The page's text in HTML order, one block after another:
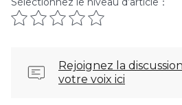
Rejoignez la
votre voix ici